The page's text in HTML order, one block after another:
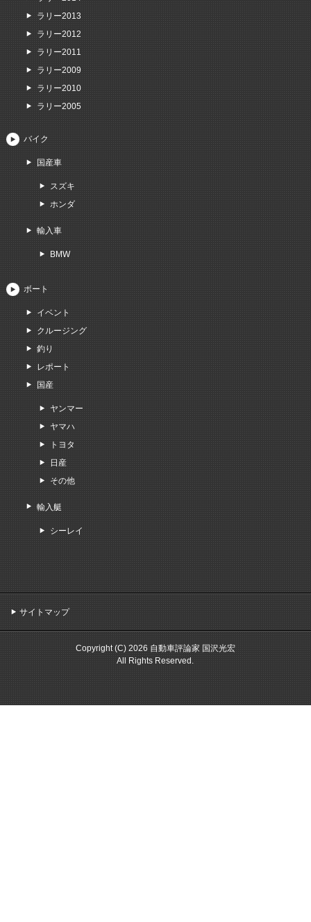
ラリー2013
ラリー2012
ラリー2011
ラリー2009
ラリー2010
ラリー2005
バイク
国産車
スズキ
ホンダ
輸入車
BMW
ボート
イベント
クルージング
釣り
レポート
国産
ヤンマー
ヤマハ
トヨタ
日産
その他
輸入艇
シーレイ
サイトマップ
Copyright (C) 2026 自動車評論家 国沢光宏
All Rights Reserved.